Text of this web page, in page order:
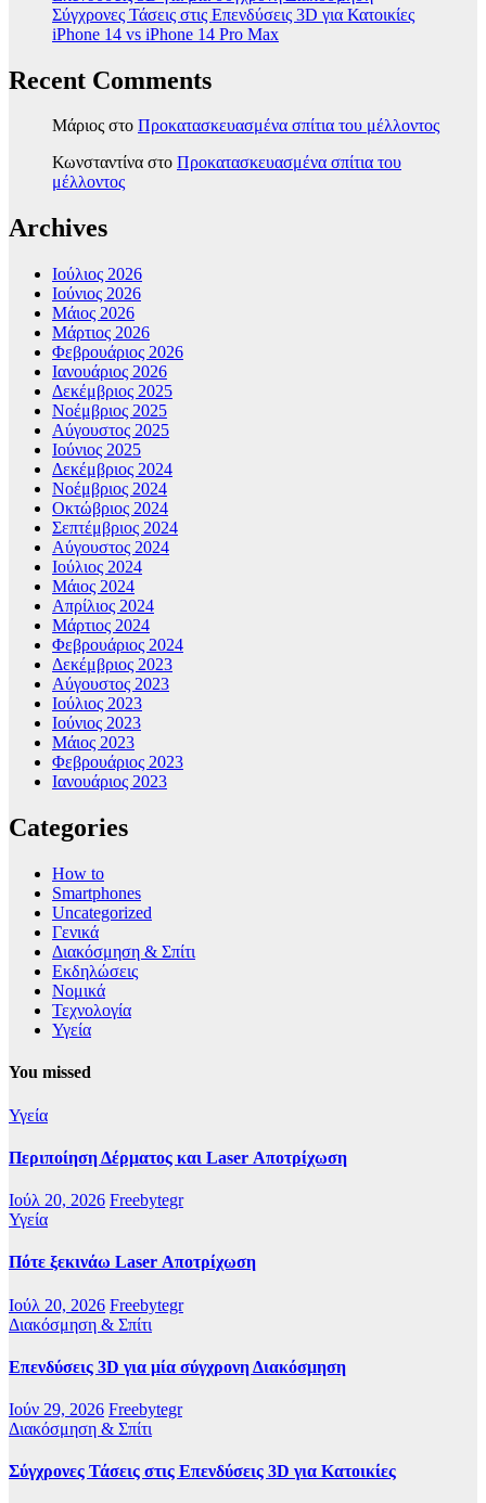
Σύγχρονες Τάσεις στις Επενδύσεις 3D για Κατοικίες
iPhone 14 vs iPhone 14 Pro Max
Recent Comments
Μάριος στο Προκατασκευασμένα σπίτια του μέλλοντος
Κωνσταντίνα στο Προκατασκευασμένα σπίτια του
μέλλοντος
Archives
Ιούλιος 2026
Ιούνιος 2026
Μάιος 2026
Μάρτιος 2026
Φεβρουάριος 2026
Ιανουάριος 2026
Δεκέμβριος 2025
Νοέμβριος 2025
Αύγουστος 2025
Ιούνιος 2025
Δεκέμβριος 2024
Νοέμβριος 2024
Οκτώβριος 2024
Σεπτέμβριος 2024
Αύγουστος 2024
Ιούλιος 2024
Μάιος 2024
Απρίλιος 2024
Μάρτιος 2024
Φεβρουάριος 2024
Δεκέμβριος 2023
Αύγουστος 2023
Ιούλιος 2023
Ιούνιος 2023
Μάιος 2023
Φεβρουάριος 2023
Ιανουάριος 2023
Categories
How to
Smartphones
Uncategorized
Γενικά
Διακόσμηση & Σπίτι
Εκδηλώσεις
Νομικά
Τεχνολογία
Υγεία
You missed
Υγεία
Περιποίηση Δέρματος και Laser Αποτρίχωση
Ιούλ 20, 2026 Freebytegr
Υγεία
Πότε ξεκινάω Laser Αποτρίχωση
Ιούλ 20, 2026 Freebytegr
Διακόσμηση & Σπίτι
Επενδύσεις 3D για μία σύγχρονη Διακόσμηση
Ιούν 29, 2026 Freebytegr
Διακόσμηση & Σπίτι
Σύγχρονες Τάσεις στις Επενδύσεις 3D για Κατοικίες